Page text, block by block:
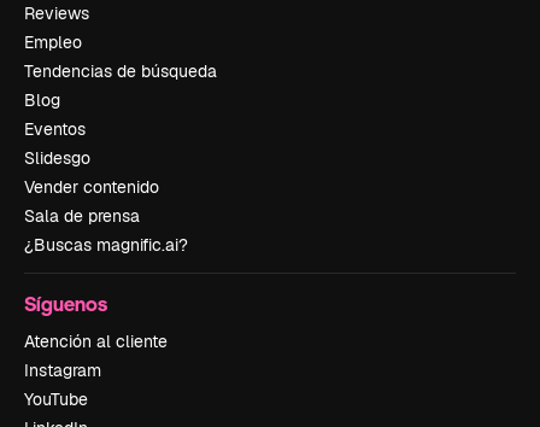
Reviews
Empleo
Tendencias de búsqueda
Blog
Eventos
Slidesgo
Vender contenido
Sala de prensa
¿Buscas magnific.ai?
Síguenos
Atención al cliente
Instagram
YouTube